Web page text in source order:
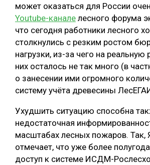
может оказаться для России
Youtube-канале лесного форума
что сегодня работники лесного
столкнулись с резким ростом
нагрузки, из-за чего на реальную
них осталось не так много (в
о занесении ими огромного
систему учёта древесины
Ухудшить ситуацию способна
недостаточная
масштабах лесных пожаров. Так,
отмечает, что уже более полугода
доступ к системе ИСДМ-